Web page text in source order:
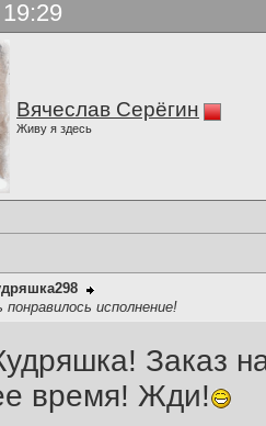
Вячеслав Серёгин
Живу я здесь
исполнение!
Заказ
время! Жди!